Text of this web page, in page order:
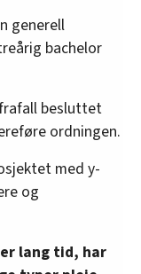
generell
bachelor
besluttet
ordningen.
med y-
og
lang tid, har